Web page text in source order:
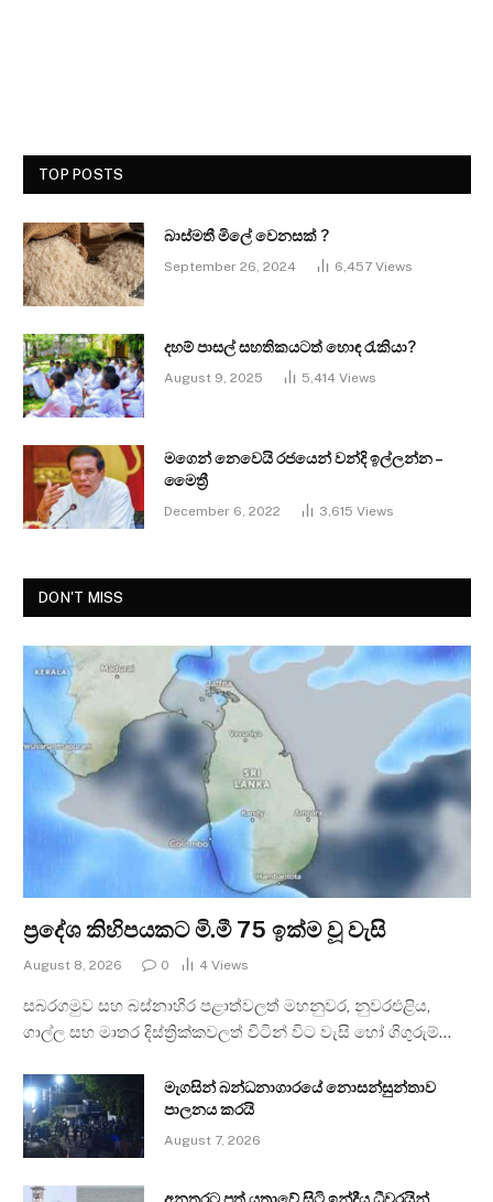
TOP POSTS
බාස්මතී මිලේ වෙනසක් ?
September 26, 2024 6,457 Views
දහම් පාසල් සහතිකයටත් හොඳ රැකියා?
August 9, 2025 5,414 Views
මගෙන් නෙවෙයි රජයෙන් වන්දි ඉල්ලන්න –
මෛත්‍රී
December 6, 2022 3,615 Views
DON'T MISS
ප්‍රදේශ කිහිපයකට මි.මී 75 ඉක්ම වූ වැසි
August 8, 2026 0 4 Views
සබරගමුව සහ බස්නාහිර පළාත්වලත් මහනුවර, නුවරඑළිය,
ගාල්ල සහ මාතර දිස්ත්‍රික්කවලත් විටින් විට වැසි හෝ ගිගුරුම්…
මැගසින් බන්ධනාගාරයේ නොසන්සුන්තාව
පාලනය කරයි
August 7, 2026